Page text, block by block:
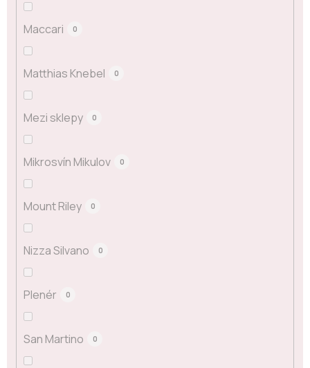
Maccari 0
Matthias Knebel 0
Mezi sklepy 0
Mikrosvín Mikulov 0
Mount Riley 0
Nizza Silvano 0
Plenér 0
San Martino 0